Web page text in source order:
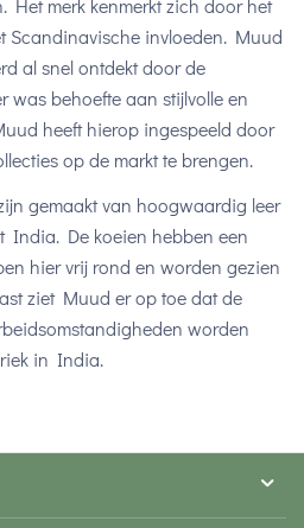
Scandinavische invloeden. Muud
al snel ontdekt door de
was behoefte aan stijlvolle en
heeft hierop ingespeeld door
op de markt te brengen.
gemaakt van hoogwaardig leer
India. De koeien hebben een
hier vrij rond en worden gezien
ziet Muud er op toe dat de
worden
in India.